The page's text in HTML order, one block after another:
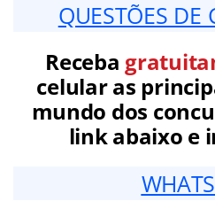
QUESTÕES DE
Receba
celular as
mundo dos
link abaixo e